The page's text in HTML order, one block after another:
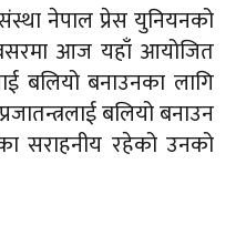
नेपाल प्रेस युनियनको
आज यहाँ आयोजित
बलियो बनाउनका लागि
बलियो बनाउन
सराहनीय रहेको उनको